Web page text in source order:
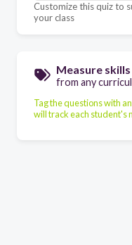
Customize this quiz to
your class
Measure skills
from any
Tag the questions with
will track each student's